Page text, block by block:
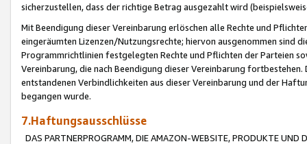
sicherzustellen, dass der richtige Betrag ausgezahlt wird
Mit Beendigung dieser Vereinbarung erlöschen alle Rechte und
eingeräumten Lizenzen/Nutzungsrechte; hiervon ausgenommen sind
Programmrichtlinien festgelegten Rechte und Pflichten der Parteien
Vereinbarung, die nach Beendigung dieser Vereinbarung
entstandenen Verbindlichkeiten aus dieser Vereinbarung und der
begangen wurde.
7.Haftungsausschlüsse
DAS PARTNERPROGRAMM, DIE AMAZON-WEBSITE, PRODUKTE UND